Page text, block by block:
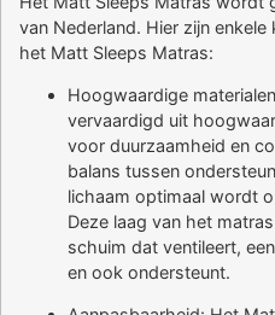
van Nederland. Hier zijn
het Matt Sleeps Matras:
Hoogwaardige
vervaardigd uit
voor duurzaamheid en
balans tussen
lichaam optimaal wordt
Deze laag van het
schuim dat ventileert,
en ook ondersteunt.